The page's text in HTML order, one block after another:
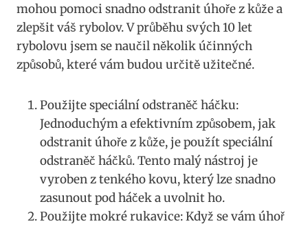
mohou pomoci snadno odstranit úhoře z kůže a
zlepšit váš rybolov. V průběhu svých 10 let
rybolovu jsem se naučil několik účinných
způsobů, které vám budou určitě užitečné.
Použijte speciální odstraněč háčku:
Jednoduchým a efektivním způsobem, jak
odstranit úhoře z kůže, je použít speciální
odstraněč háčků. Tento malý nástroj je
vyroben z tenkého kovu, který lze snadno
zasunout pod háček a uvolnit ho.
Použijte mokré rukavice: Když se vám úhoř